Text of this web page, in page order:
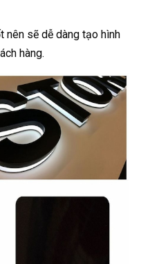
nên sẽ dễ dàng tạo hình
hàng.